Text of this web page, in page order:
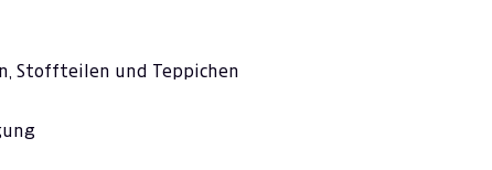
Stoffteilen und Teppichen